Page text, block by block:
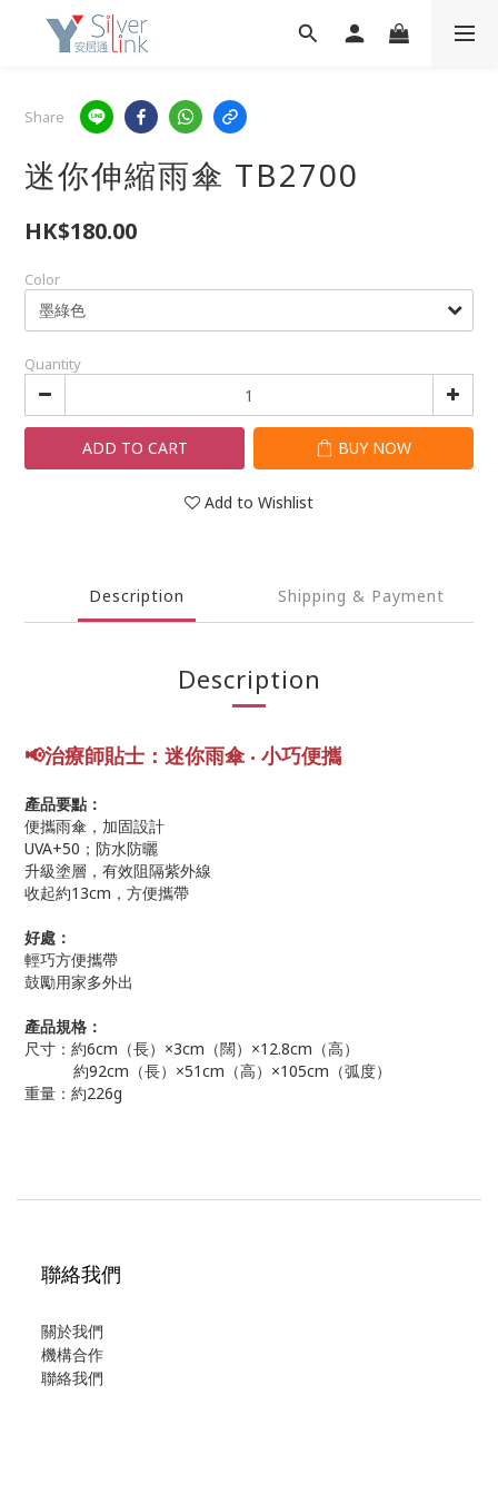
Share
迷你伸縮雨傘 TB2700
HK$180.00
Color
Quantity
ADD TO CART BUY NOW
Add to Wishlist
Description Shipping & Payment
Description
📢治療師貼士： 迷你雨傘‧ 小巧便攜
產品要點：
便攜雨傘，加固設計
UVA+50；防水防曬
升級塗層，有效阻隔紫外線
收起約13cm，方便攜帶
好處：
輕巧方便攜帶
鼓勵用家多外出
產品規格：
尺寸：約6cm（長）×3cm（闊）×12.8cm（高）
約92cm（長）×51cm（高）×105cm（弧度）
重量：約226g
聯絡我們
關於我們
機構合作
聯絡我們